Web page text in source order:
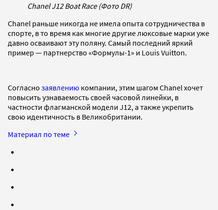
Chanel J12 Boat Race (Фото DR)
Chanel раньше никогда не имела опыта сотрудничества в
спорте, в то время как многие другие люксовые марки уже
давно осваивают эту поляну. Самый последний яркий
пример — партнерство «Формулы-1» и Louis Vuitton.
Согласно заявлению компании, этим шагом Chanel хочет
повысить узнаваемость своей часовой линейки, в
частности флагманской модели J12, а также укрепить
свою идентичность в Великобритании.
Материал по теме